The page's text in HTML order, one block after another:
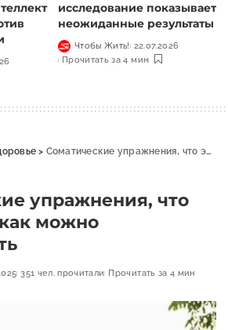
исследование показывает
неожиданные результаты
Чтобы Жить! 22.07.2026
Прочитать за 4 мин
> Соматические упражнения, что это такое и как можно использовать
упражнения, что
можно
351 чел. прочитали Прочитать за 4 мин